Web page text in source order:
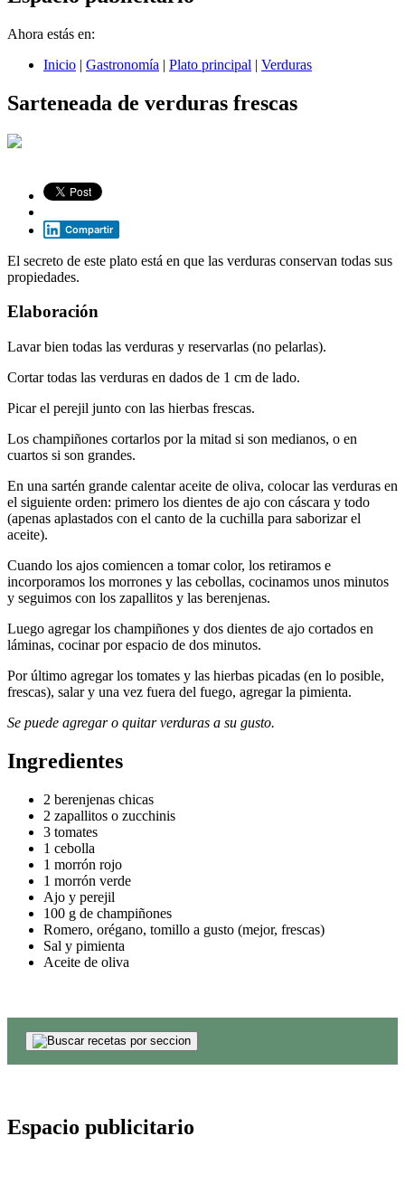
Ahora estás en:
Inicio | Gastronomía | Plato principal | Verduras
Sarteneada de verduras frescas
Compartir
El secreto de este plato está en que las verduras conservan todas sus
propiedades.
Elaboración
Lavar bien todas las verduras y reservarlas (no pelarlas).
Cortar todas las verduras en dados de 1 cm de lado.
Picar el perejil junto con las hierbas frescas.
Los champiñones cortarlos por la mitad si son medianos, o en
cuartos si son grandes.
En una sartén grande calentar aceite de oliva, colocar las verduras en
el siguiente orden: primero los dientes de ajo con cáscara y todo
(apenas aplastados con el canto de la cuchilla para saborizar el
aceite).
Cuando los ajos comiencen a tomar color, los retiramos e
incorporamos los morrones y las cebollas, cocinamos unos minutos
y seguimos con los zapallitos y las berenjenas.
Luego agregar los champiñones y dos dientes de ajo cortados en
láminas, cocinar por espacio de dos minutos.
Por último agregar los tomates y las hierbas picadas (en lo posible,
frescas), salar y una vez fuera del fuego, agregar la pimienta.
Se puede agregar o quitar verduras a su gusto.
Ingredientes
2 berenjenas chicas
2 zapallitos o zucchinis
3 tomates
1 cebolla
1 morrón rojo
1 morrón verde
Ajo y perejil
100 g de champiñones
Romero, orégano, tomillo a gusto (mejor, frescas)
Sal y pimienta
Aceite de oliva
Espacio publicitario